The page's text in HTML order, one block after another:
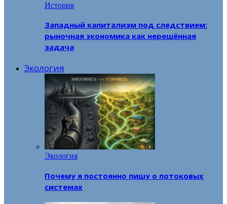
История
Западный капитализм под следствием:
рыночная экономика как нерешённая
задача
Экология
Экология
Почему я постоянно пишу о потоковых
системах